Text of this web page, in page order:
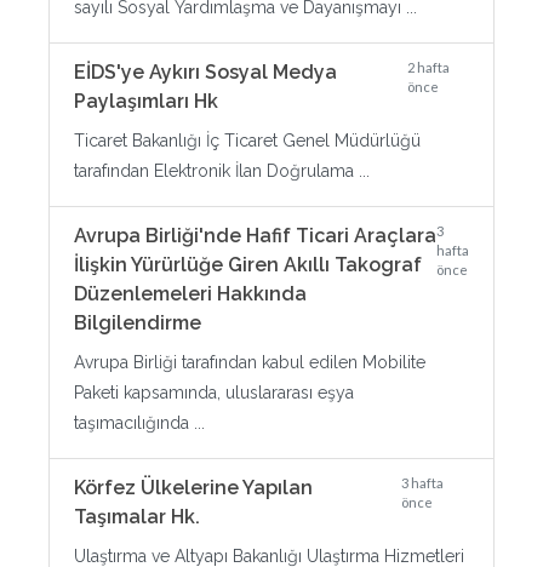
sayılı Sosyal Yardımlaşma ve Dayanışmayı ...
EİDS'ye Aykırı Sosyal Medya
Paylaşımları Hk
2 hafta
önce
Ticaret Bakanlığı İç Ticaret Genel Müdürlüğü
tarafından Elektronik İlan Doğrulama ...
Avrupa Birliği'nde Hafif Ticari Araçlara
İlişkin Yürürlüğe Giren Akıllı Takograf
Düzenlemeleri Hakkında
Bilgilendirme
3
hafta
önce
Avrupa Birliği tarafından kabul edilen Mobilite
Paketi kapsamında, uluslararası eşya
taşımacılığında ...
Körfez Ülkelerine Yapılan
Taşımalar Hk.
3 hafta
önce
Ulaştırma ve Altyapı Bakanlığı Ulaştırma Hizmetleri